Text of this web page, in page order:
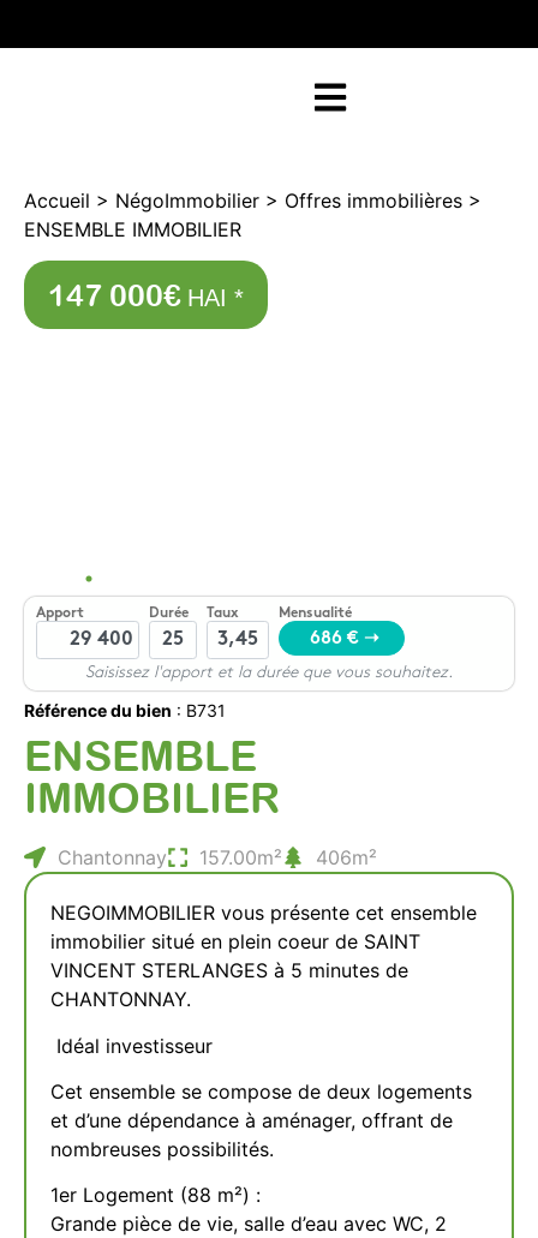
Accueil > NégoImmobilier > Offres immobilières >
ENSEMBLE IMMOBILIER
147 000€ HAI *
Référence du bien : B731
ENSEMBLE
IMMOBILIER
Chantonnay 157.00m² 406m²
NEGOIMMOBILIER vous présente cet ensemble
immobilier situé en plein coeur de SAINT
VINCENT STERLANGES à 5 minutes de
CHANTONNAY.
Idéal investisseur
Cet ensemble se compose de deux logements
et d’une dépendance à aménager, offrant de
nombreuses possibilités.
1er Logement (88 m²) :
Grande pièce de vie, salle d’eau avec WC, 2